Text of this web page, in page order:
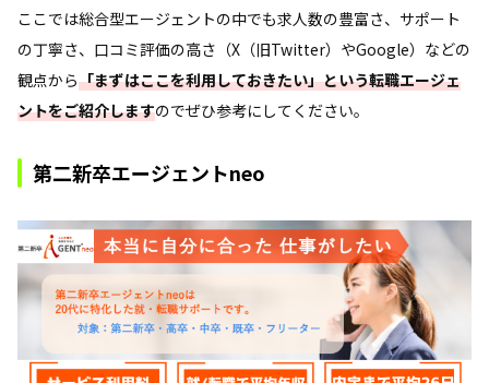
ここでは総合型エージェントの中でも求人数の豊富さ、サポート
の丁寧さ、口コミ評価の高さ（X（旧Twitter）やGoogle）などの
観点から「まずはここを利用しておきたい」という転職エージェ
ントをご紹介しますのでぜひ参考にしてください。
第二新卒エージェントneo